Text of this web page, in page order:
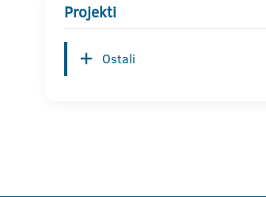
Projekti
Ostali